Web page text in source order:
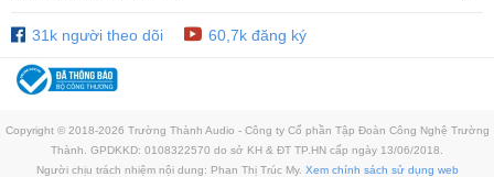
Hoạt động bền bỉ
Micro AAP S700 có khả năng ngắt tín hiệu tự động và khi va chạm với
31k người theo dõi 60,7k đăng ký
Copyright © 2018-2026 Trường Thành Audio - Công ty Cổ phần Tập Đoàn Công Nghệ Trường
Thành. GPDKKD: 0108322570 do sở KH & ĐT TP.HN cấp ngày 13/06/2018.
Người chịu trách nhiệm nội dung: Phan Thị Trúc My. Xem chính sách sử dụng web